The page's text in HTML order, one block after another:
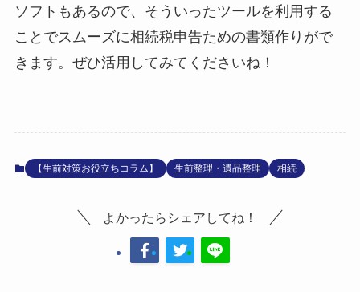
ソフトもあるので、そういったツールを利用する
ことでスムーズに相続税申告ための書類作りがで
きます。ぜひ活用してみてくださいね！
【生前対策お役立ちコラム】 生前整理・遺品整理 相続
よかったらシェアしてね！